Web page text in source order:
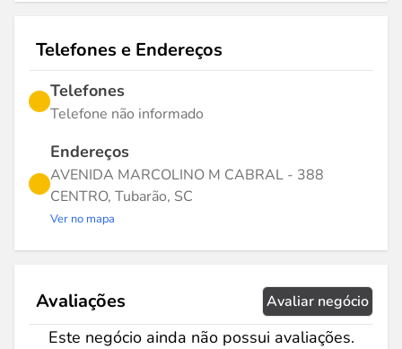
Telefones e Endereços
Telefones
Telefone não informado
Endereços
AVENIDA MARCOLINO M CABRAL - 388
CENTRO, Tubarão, SC
Ver no mapa
Avaliações Avaliar negócio
Este negócio ainda não possui avaliações.